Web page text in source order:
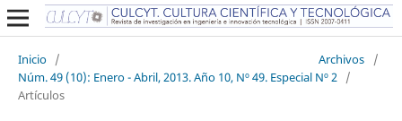
Inicio / Archivos
/
Núm. 49 (10): Enero - Abril, 2013. Año 10, Nº 49. Especial Nº 2 /
Artículos